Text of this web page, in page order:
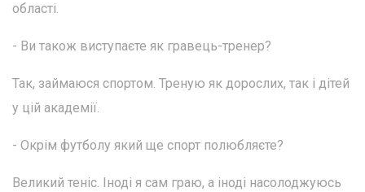
області.
- Ви також виступаєте як гравець-тренер?
Так, займаюся спортом. Треную як дорослих, так і дітей
у цій академії.
- Окрім футболу який ще спорт полюбляєте?
Великий теніс. Іноді я сам граю, а іноді насолоджуюсь